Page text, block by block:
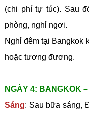
(chi phí tự túc). Sau
phòng, nghỉ ngơi.
Nghỉ đêm tại Bangkok
hoặc tương đương.
NGÀY 4: BANGKOK
Sáng: Sau bữa sáng,